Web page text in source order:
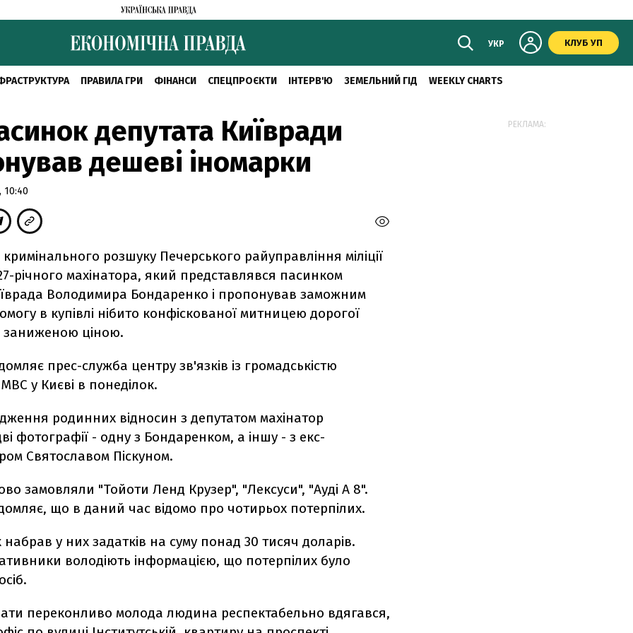
УКР КЛУБ УП
ПРАВИЛА ГРИ ФІНАНСИ СПЕЦПРОЄКТИ ІНТЕРВ'Ю ЗЕМЕЛЬНИЙ ГІД WEEKLY CHARTS
депутата Київради
дешеві іномарки
розшуку Печерського райуправління міліції
річного махінатора, який представлявся пасинком
Володимира Бондаренко і пропонував заможним
в купівлі нібито конфіскованої митницею дорогої
заниженою ціною.
прес-служба центру зв'язків із громадськістю
у Києві в понеділок.
родинних відносин з депутатом махінатор
фотографії - одну з Бондаренком, а іншу - з екс-
Святославом Піскуном.
замовляли "Тойоти Ленд Крузер", "Лексуси", "Ауді А 8".
що в даний час відомо про чотирьох потерпілих.
у них задатків на суму понад 30 тисяч доларів.
володіють інформацією, що потерпілих було
переконливо молода людина респектабельно вдягався,
РЕКЛАМА: